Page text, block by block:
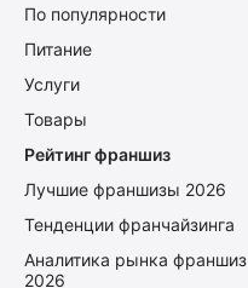
По популярности
Питание
Услуги
Товары
Рейтинг франшиз
Лучшие франшизы 2026
Тенденции франчайзинга
Аналитика рынка франшиз
2026